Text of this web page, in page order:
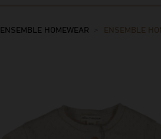
ENSEMBLE HOMEWEAR ENSEMBLE